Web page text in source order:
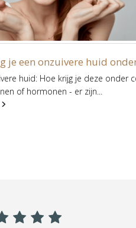
je een onzuivere huid
huid: Hoe krijg je deze onder
of hormonen - er zijn...